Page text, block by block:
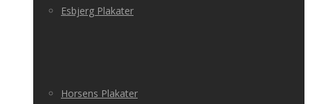
Esbjerg Plakater
Horsens Plakater